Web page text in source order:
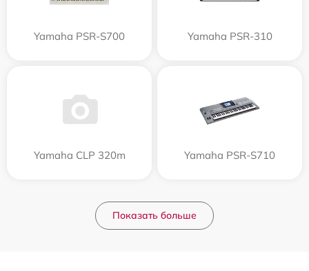
Yamaha PSR-S700 Yamaha PSR-310
Yamaha CLP 320m Yamaha PSR-S710
Показать больше